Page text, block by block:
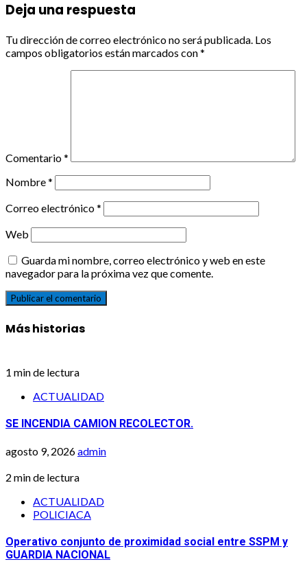
Deja una respuesta
Tu dirección de correo electrónico no será publicada. Los
campos obligatorios están marcados con*
Comentario*
Nombre*
Correo electrónico*
Web
Guarda mi nombre, correo electrónico y web en este
navegador para la próxima vez que comente.
Más historias
1 min de lectura
ACTUALIDAD
SE INCENDIA CAMION RECOLECTOR.
agosto 9, 2026admin
2 min de lectura
ACTUALIDAD
POLICIACA
Operativo conjunto de proximidad social entre SSPM y
GUARDIA NACIONAL